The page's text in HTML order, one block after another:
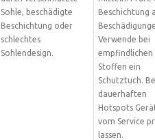
Sohle, beschädigte
Beschichtung oder
schlechtes
Sohlendesign.
Beschichtung
Verwende bei
empfindlichen
Stoffen ein
Schutztuch.
dauerhaften
Hotspots
vom Service
lassen.